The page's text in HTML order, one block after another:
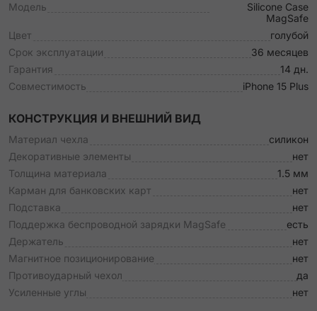
Модель
Silicone Case
MagSafe
Цвет
голубой
Срок эксплуатации
36 месяцев
Гарантия
14 дн.
Совместимость
iPhone 15 Plus
КОНСТРУКЦИЯ И ВНЕШНИЙ ВИД
Материал чехла
силикон
Декоративные элементы
нет
Толщина материала
1.5 мм
Карман для банковских карт
нет
Подставка
нет
Поддержка беспроводной зарядки MagSafe
есть
Держатель
нет
Магнитное позиционирование
нет
Противоударный чехол
да
Усиленные углы
нет